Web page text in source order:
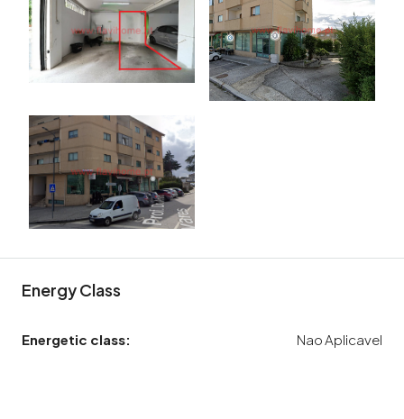
Energy Class
Energetic class: Nao Aplicavel